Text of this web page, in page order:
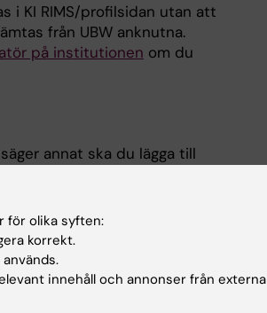
i KI RIMS/profilsidan utan att
från UBW anknutna.
på institutionen om du
annat ska du lägga till
om du först beskurit
för olika syften:
korrekt.
innehåll och annonser från externa